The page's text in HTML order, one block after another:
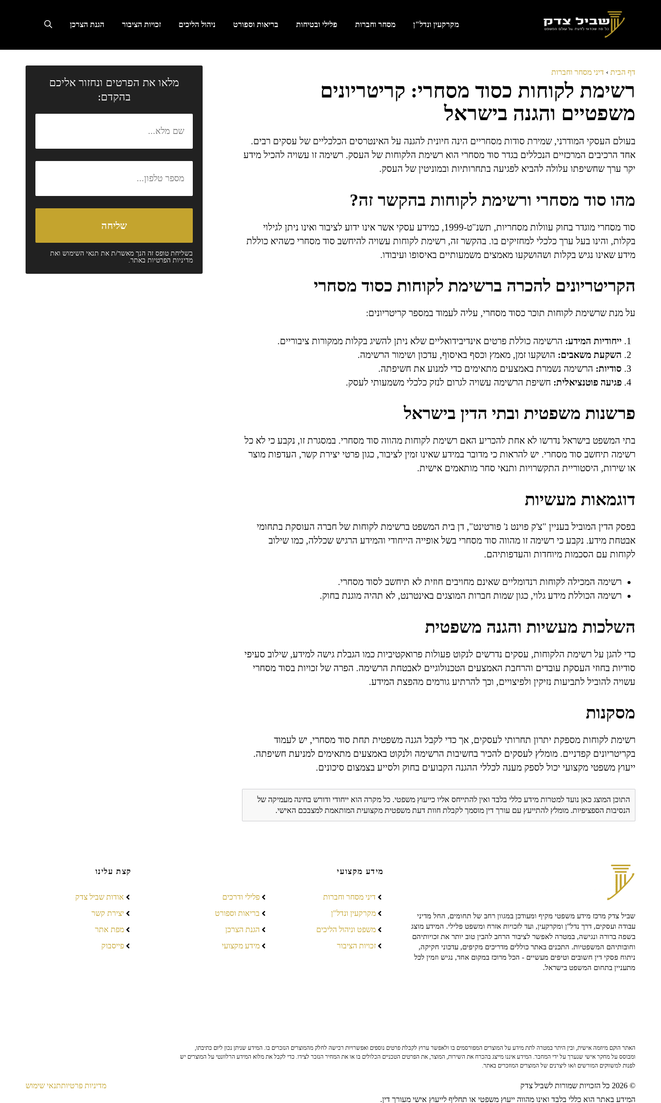
מקרקעין ונדל"ן מסחר וחברות פלילי ובטיחות בריאות וספורט ניהול הליכים זכויות הציבור הגנת הצרכן
דף הבית › דיני מסחר וחברות
רשימת לקוחות כסוד מסחרי: קריטריונים
משפטיים והגנה בישראל
בעולם העסקי המודרני, שמירת סודות מסחריים הינה חיונית להגנה על האינטרסים הכלכליים של עסקים רבים.
אחד הרכיבים המרכזיים הנכללים בגדר סוד מסחרי הוא רשימת הלקוחות של העסק. רשימה זו עשויה להכיל מידע
יקר ערך שחשיפתו עלולה להביא לפגיעה בתחרותיות ובמוניטין של העסק.
מהו סוד מסחרי ורשימת לקוחות בהקשר זה?
סוד מסחרי מוגדר בחוק עוולות מסחריות, תשנ"ט-1999, כמידע עסקי אשר אינו ידוע לציבור ואינו ניתן לגילוי
בקלות, והינו בעל ערך כלכלי למחזיקים בו. בהקשר זה, רשימת לקוחות עשויה להיחשב סוד מסחרי כשהיא כוללת
מידע שאינו נגיש בקלות ושהושקעו מאמצים משמעותיים באיסופו ועיבודו.
הקריטריונים להכרה ברשימת לקוחות כסוד מסחרי
על מנת שרשימת לקוחות תוכר כסוד מסחרי, עליה לעמוד במספר קריטריונים:
ייחודיות המידע: הרשימה כוללת פרטים אינדיבידואליים שלא ניתן להשיג בקלות ממקורות ציבוריים.
השקעת משאבים: הושקעו זמן, מאמץ וכסף באיסוף, עדכון ושימור הרשימה.
סודיות: הרשימה נשמרת באמצעים מתאימים כדי למנוע את חשיפתה.
פגיעה פוטנציאלית: חשיפת הרשימה עשויה לגרום לנזק כלכלי משמעותי לעסק.
פרשנות משפטית ובתי הדין בישראל
בתי המשפט בישראל נדרשו לא אחת להכריע האם רשימת לקוחות מהווה סוד מסחרי. במסגרת זו, נקבע כי לא כל
רשימה תיחשב סוד מסחרי. יש להראות כי מדובר במידע שאינו זמין לציבור, כגון פרטי יצירת קשר, העדפות מוצר
או שירות, היסטוריית התקשרויות ותנאי סחר מותאמים אישית.
דוגמאות מעשיות
בפסק הדין המוביל בעניין "צ'ק פוינט נ' פורטינט", דן בית המשפט ברשימת לקוחות של חברה העוסקת בתחומי
אבטחת מידע. נקבע כי רשימה זו מהווה סוד מסחרי בשל אופייה הייחודי והמידע הרגיש שכללה, כמו שילוב
לקוחות עם הסכמות מיוחדות והעדפותיהם.
רשימה המכילה לקוחות רנדומליים שאינם מחויבים חוזית לא תיחשב לסוד מסחרי.
רשימה הכוללת מידע גלוי, כגון שמות חברות המוצגים באינטרנט, לא תהיה מוגנת בחוק.
השלכות מעשיות והגנה משפטית
כדי להגן על רשימת הלקוחות, עסקים נדרשים לנקוט פעולות פרואקטיביות כמו הגבלת גישה למידע, שילוב סעיפי
סודיות בחוזי העסקת עובדים והרחבת האמצעים הטכנולוגיים לאבטחת הרשימה. הפרה של זכויות בסוד מסחרי
עשויה להוביל לתביעות נזיקין ולפיצויים, וכך להרתיע גורמים מהפצת המידע.
מסקנות
רשימת לקוחות מספקת יתרון תחרותי לעסקים, אך כדי לקבל הגנה משפטית תחת סוד מסחרי, יש לעמוד
בקריטריונים קפדניים. מומלץ לעסקים להכיר בחשיבות הרשימה ולנקוט באמצעים מתאימים למניעת חשיפתה.
ייעוץ משפטי מקצועי יכול לספק מענה לכללי ההגנה הקבועים בחוק ולסייע בצמצום סיכונים.
התוכן המוצג כאן נועד למטרות מידע כללי בלבד ואין להתייחס אליו כייעוץ משפטי. כל מקרה הוא ייחודי ודורש בחינה מעמיקה של
הנסיבות הספציפיות. מומלץ להתייעץ עם עורך דין מוסמך לקבלת חוות דעת משפטית מקצועית המותאמת למצבכם האישי.
מלאו את הפרטים ונחזור אליכם
בהקדם:
בשליחת טופס זה הנך מאשר/ת את תנאי השימושואת
מדיניות הפרטיותבאתר.
שביל צדק מרכז מידע משפטי מקיף ומעודכן במגוון רחב של תחומים, החל מדיני
עבודה ועסקים, דרך נדל"ן ומקרקעין, ועד לזכויות אזרח ומשפט פלילי. המידע מוצג
בשפה ברורה ונגישה, במטרה לאפשר לציבור הרחב להבין טוב יותר את זכויותיהם
וחובותיהם המשפטיות. התכנים באתר כוללים מדריכים מקיפים, עדכוני חקיקה,
ניתוח פסקי דין חשובים וטיפים מעשיים - הכל מרוכז במקום אחד, נגיש וזמין לכל
מתעניין בתחום המשפט בישראל.
מידע מקצועי
דיני מסחר וחברות
מקרקעין ונדל"ן
משפט וניהול הליכים
זכויות הציבור
פלילי ודרכים
בריאות וספורט
הגנת הצרכן
מידע מקצועי
קצת עלינו
אודות שביל צדק
יצירת קשר
מפת אתר
פייסבוק
האתר הוקם מיוזמה אישית, ובין היתר במטרה לתת מידע על המוצרים המפורסמים בו ולאפשר ערוץ לקבלת פרטים נוספים ואפשרויות רכישה לחלק מהמוצרים הנזכרים בו. המידע שניתן נכון ליום כתיבתו,
ומבוסס על מחקר אישי שנערך על ידי המחבר. המידע איננו מייצג בהכרח את השירות, המוצר, את הפרטים הטכניים הכלולים בו או את המחיר הנזכר לצידו. כדי לקבל את מלוא המידע הרלוונטי על המוצרים יש
לפנות למשווקים המורשים ו/או ליצרנים של המוצרים המוזכרים באתר.
© 2026 כל הזכויות שמורות לשביל צדק
המידע באתר הוא כללי בלבד ואינו מהווה ייעוץ משפטי או תחליף לייעוץ אישי מעורך דין.
מדיניות פרטיותתנאי שימוש